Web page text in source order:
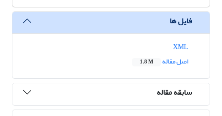
فایل ها
اصل مقاله
1.8 M
سابقه مقاله